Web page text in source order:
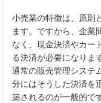
小売業の特徴は、原則
ます。ですから、企業
なく、現金決済やカー
る決済が必要になりま
通常の販売管理システ
分にはそうした決済を
築されるのが一般的で